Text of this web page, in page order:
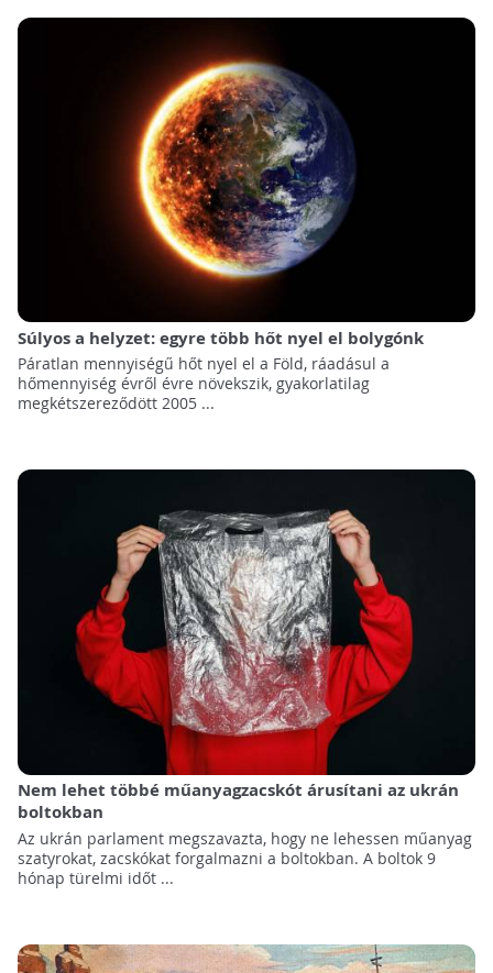
Súlyos a helyzet: egyre több hőt nyel el bolygónk
Páratlan mennyiségű hőt nyel el a Föld, ráadásul a
hőmennyiség évről évre növekszik, gyakorlatilag
megkétszereződött 2005 ...
Nem lehet többé műanyagzacskót árusítani az ukrán
boltokban
Az ukrán parlament megszavazta, hogy ne lehessen műanyag
szatyrokat, zacskókat forgalmazni a boltokban. A boltok 9
hónap türelmi időt ...